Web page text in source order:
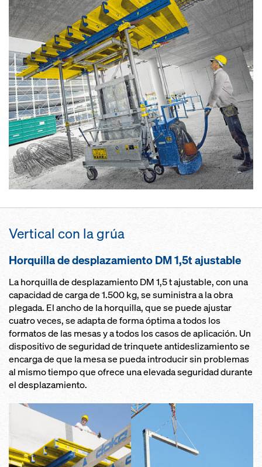
Vertical con la grúa
Horquilla de desplazamiento DM 1,5t ajustable
La horquilla de desplazamiento DM 1,5 t ajustable, con una
capacidad de carga de 1.500 kg, se suministra a la obra
plegada. El ancho de la horquilla, que se puede ajustar
cuatro veces, se adapta de forma óptima a todos los
formatos de las mesas y a todos los casos de aplicación. Un
dispositivo de seguridad de trinquete antideslizamiento se
encarga de que la mesa se pueda introducir sin problemas
al mismo tiempo que ofrece una elevada seguridad durante
el desplazamiento.